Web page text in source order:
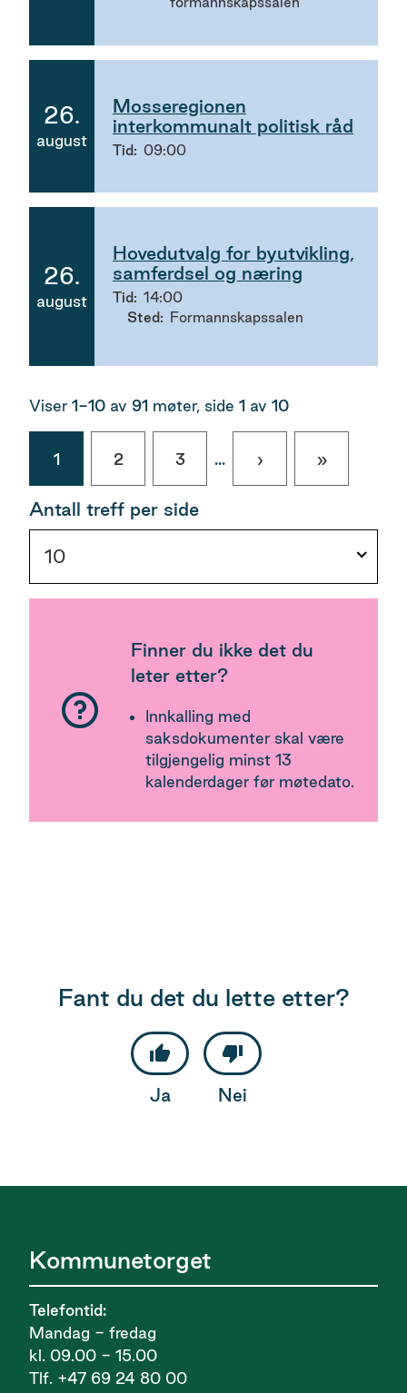
26.
august
2026
Mosseregionen
interkommunalt politisk råd
Tid 09:00
26.
august
2026
Hovedutvalg for byutvikling,
samferdsel og næring
Tid
14:00
Sted
Formannskapssalen
Viser 1-10 av 91 møter, side 1 av 10
1 2 3 ... › »
Antall treff per side
10
Finner du ikke det du
leter etter?
Innkalling med
saksdokumenter skal være
tilgjengelig minst 13
kalenderdager før møtedato.
Fant du det du lette etter?
Ja Nei
Kommunetorget
Telefontid:
Mandag - fredag
kl. 09.00 - 15.00
Tlf. +47 69 24 80 00